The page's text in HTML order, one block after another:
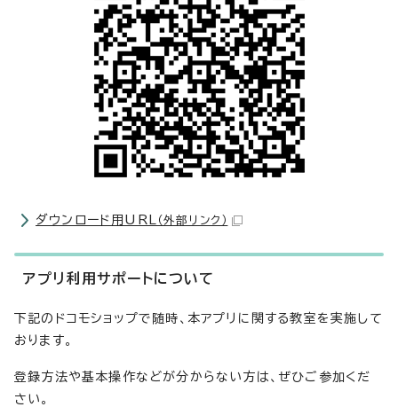
ダウンロード用URL （外部リンク）
アプリ利用サポートについて
下記のドコモショップで随時、本アプリに関する教室を実施して
おります。
登録方法や基本操作などが分からない方は、ぜひご参加くだ
さい。